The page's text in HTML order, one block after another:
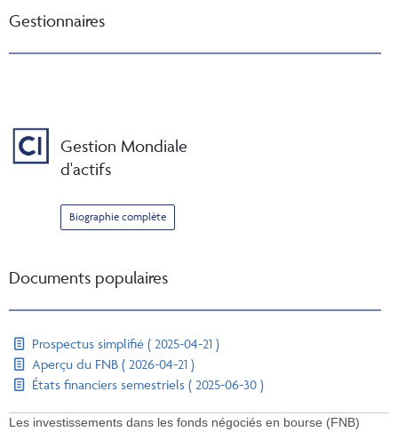
Gestionnaires
Gestion Mondiale
d'actifs
Biographie complète
Documents populaires
Prospectus simplifié ( 2025-04-21 )
Aperçu du FNB ( 2026-04-21 )
États financiers semestriels ( 2025-06-30 )
Les investissements dans les fonds négociés en bourse (FNB)